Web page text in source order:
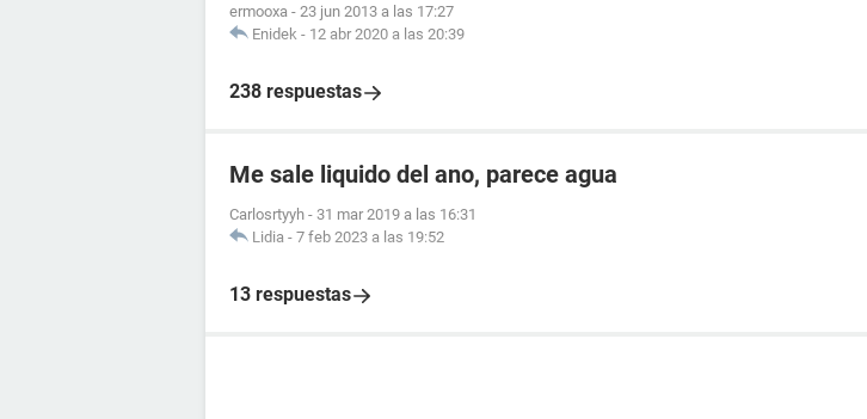
ermooxa - 23 jun 2013 a las 17:27
Enidek - 12 abr 2020 a las 20:39
238 respuestas
Me sale liquido del ano, parece agua
Carlosrtyyh - 31 mar 2019 a las 16:31
Lidia - 7 feb 2023 a las 19:52
13 respuestas